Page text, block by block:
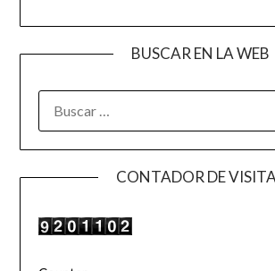
BUSCAR EN LA WEB
CONTADOR DE